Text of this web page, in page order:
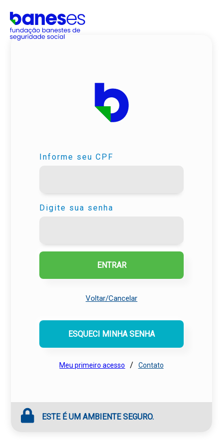
Informe seu CPF
Digite sua senha
ENTRAR
Voltar/Cancelar
ESQUECI MINHA SENHA
Meu primeiro acesso / Contato
ESTE É UM AMBIENTE SEGURO.